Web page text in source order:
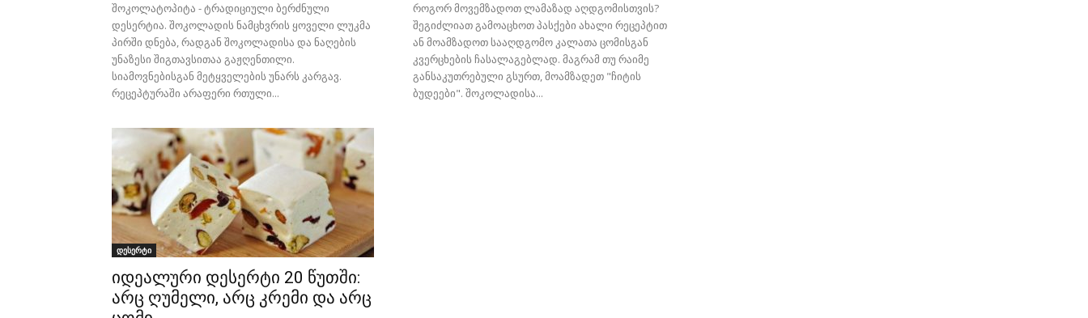
შოკოლატოპიტა - ტრადიციული ბერძნული
დესერტია. შოკოლადის ნამცხვრის ყოველი ლუკმა
პირში დნება, რადგან შოკოლადისა და ნაღების
უნაზესი შიგთავსითაა გაჟღენთილი.
სიამოვნებისგან მეტყველების უნარს კარგავ.
რეცეპტურაში არაფერი რთული...
როგორ მოვემზადოთ ლამაზად აღდგომისთვის?
შეგიძლიათ გამოაცხოთ პასქები ახალი რეცეპტით
ან მოამზადოთ სააღდგომო კალათა ცომისგან
კვერცხების ჩასალაგებლად. მაგრამ თუ რაიმე
განსაკუთრებული გსურთ, მოამზადეთ "ჩიტის
ბუდეები". შოკოლადისა...
დესერტი
იდეალური დესერტი 20 წუთში:
არც ღუმელი, არც კრემი და არც